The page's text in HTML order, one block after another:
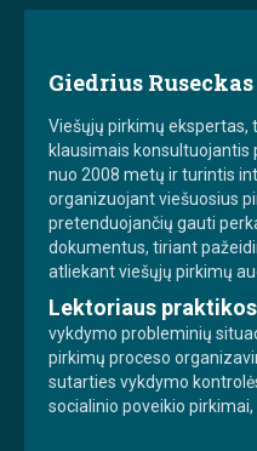
Giedrius Ruseckas
Viešųjų pirkimų ekspertas,
klausimais konsultuojantis
nuo 2008 metų ir turintis
organizuojant viešuosius
pretenduojančių gauti
dokumentus, tiriant
atliekant viešųjų pirkimų
Lektoriaus
vykdymo probleminių
pirkimų proceso
sutarties vykdymo
socialinio poveikio